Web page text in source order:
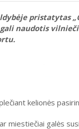
pristatytas
naudotis
kelionės
miestiečiai galės